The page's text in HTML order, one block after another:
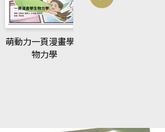
萌動力一頁漫畫學生
物力學